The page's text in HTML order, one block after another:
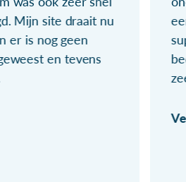
Mijn site draait nu
er is nog geen
en tevens